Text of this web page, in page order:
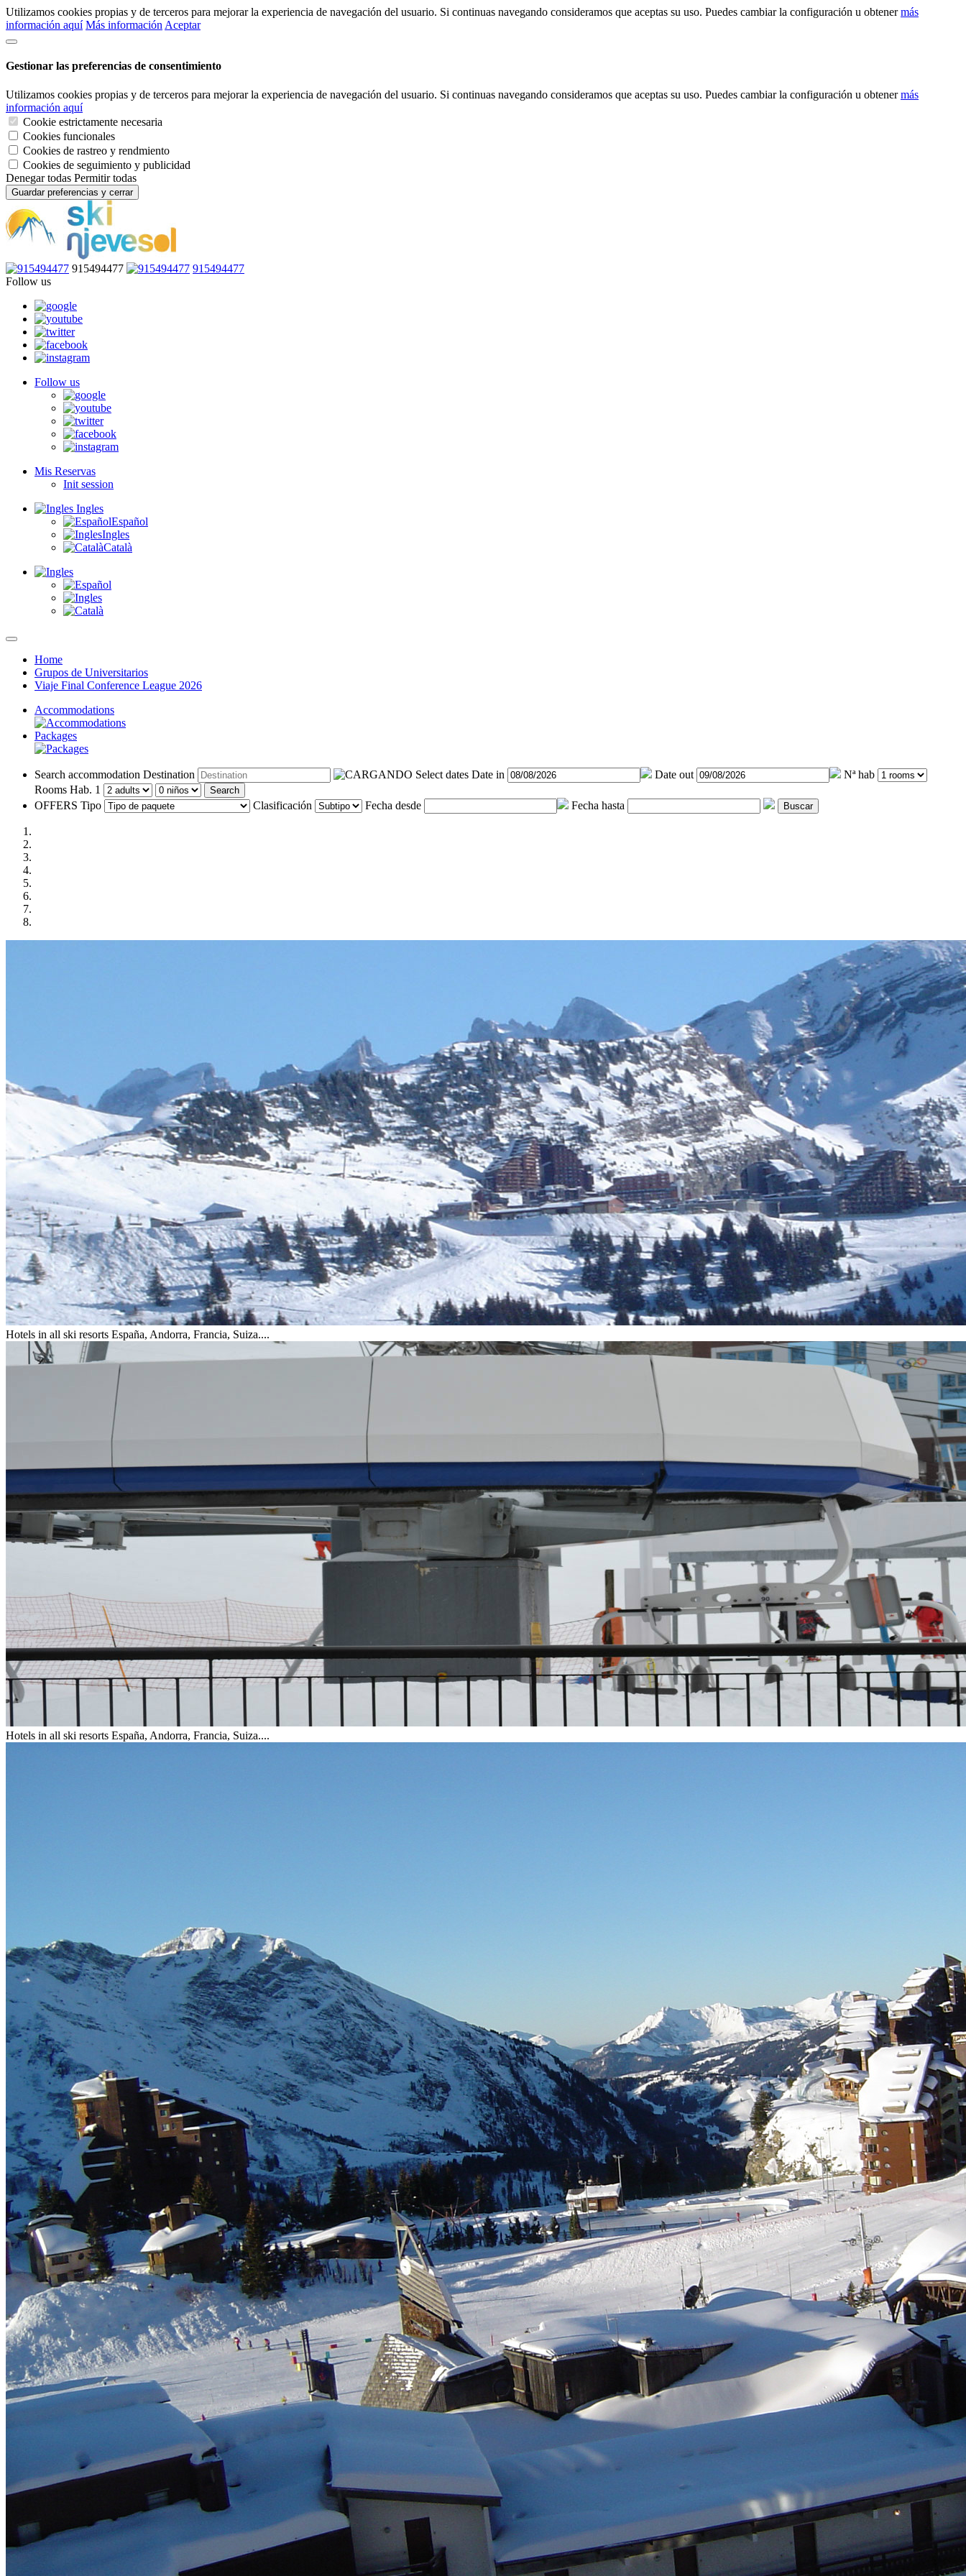
Utilizamos cookies propias y de terceros para mejorar la experiencia de navegación del usuario. Si continuas navegando consideramos que aceptas su uso. Puedes cambiar la configuración u obtenermás
información aquí Más información Aceptar
Gestionar las preferencias de consentimiento
Utilizamos cookies propias y de terceros para mejorar la experiencia de navegación del usuario. Si continuas navegando consideramos que aceptas su uso. Puedes cambiar la configuración u obtenermás
información aquí
Cookie estrictamente necesaria
Cookies funcionales
Cookies de rastreo y rendmiento
Cookies de seguimiento y publicidad
Denegar todas Permitir todas
Guardar preferencias y cerrar
915494477
915494477
Follow us
Follow us
Mis Reservas
Init session
Ingles
Español
Ingles
Català
Home
Grupos de Universitarios
Viaje Final Conference League 2026
Accommodations
Packages
Search accommodation Destination Select dates Date in Date out
Nª hab
Rooms Hab. 1 Search
OFFERS Tipo Clasificación Fecha desde Fecha hasta Buscar
Hotels in all ski resorts España, Andorra, Francia, Suiza....
Hotels in all ski resorts España, Andorra, Francia, Suiza....